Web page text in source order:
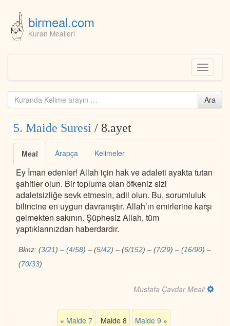
birmeal.com
Kuran Mealleri
Toggle
Kuranda
ara...
Ara
5. Maide Suresi / 8.ayet
Meal Arapça Kelimeler
Ey İman edenler! Allah için hak ve adaleti ayakta tutan
şahitler olun. Bir topluma olan öfkeniz sizi
adaletsizliğe sevk etmesin, adil olun. Bu, sorumluluk
bilincine en uygun davranıştır. Allah’ın emirlerine karşı
gelmekten sakının. Şüphesiz Allah, tüm
yaptıklarınızdan haberdardır.
Bknz: (3/21) – (4/58) – (5/42) – (6/152) – (7/29) – (16/90) –
(70/33)
Mustafa Çavdar Meali
« Maide 7 Maide 8 Maide 9 »